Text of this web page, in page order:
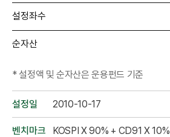
설정좌수
순자산
* 설정액 및 순자산은 운용펀드 기준
설정일 2010-10-17
벤치마크 KOSPI X 90% + CD91 X 10%